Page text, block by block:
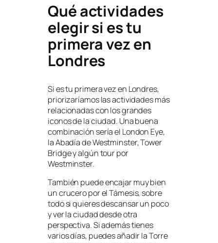
Qué actividades
elegir si es tu
primera vez en
Londres
Si es tu primera vez en Londres,
priorizaríamos las actividades más
relacionadas con los grandes
iconos de la ciudad. Una buena
combinación sería el London Eye,
la Abadía de Westminster, Tower
Bridge y algún tour por
Westminster.
También puede encajar muy bien
un crucero por el Támesis, sobre
todo si quieres descansar un poco
y ver la ciudad desde otra
perspectiva. Si además tienes
varios días, puedes añadir la Torre